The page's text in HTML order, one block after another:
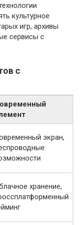
культурное
игр, архивы
сервисы с
с
экран,
хранение,